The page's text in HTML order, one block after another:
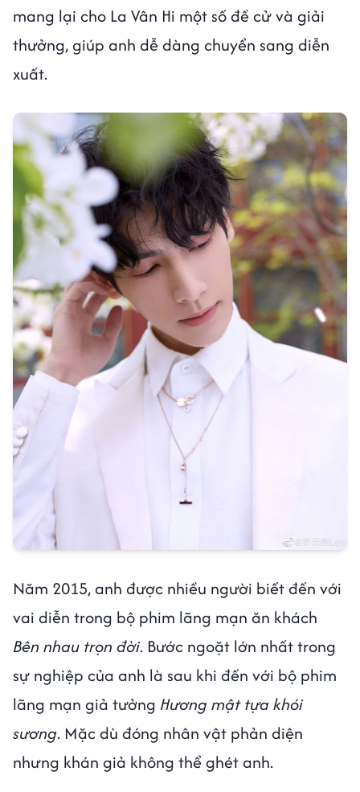
mang lại cho La Vân Hi một số đề cử và giải
thưởng, giúp anh dễ dàng chuyển sang diễn
xuất.
Năm 2015, anh được nhiều người biết đến với
vai diễn trong bộ phim lãng mạn ăn khách
Bên nhau trọn đời. Bước ngoặt lớn nhất trong
sự nghiệp của anh là sau khi đến với bộ phim
lãng mạn giả tưởng Hương mật tựa khói
sương. Mặc dù đóng nhân vật phản diện
nhưng khán giả không thể ghét anh.